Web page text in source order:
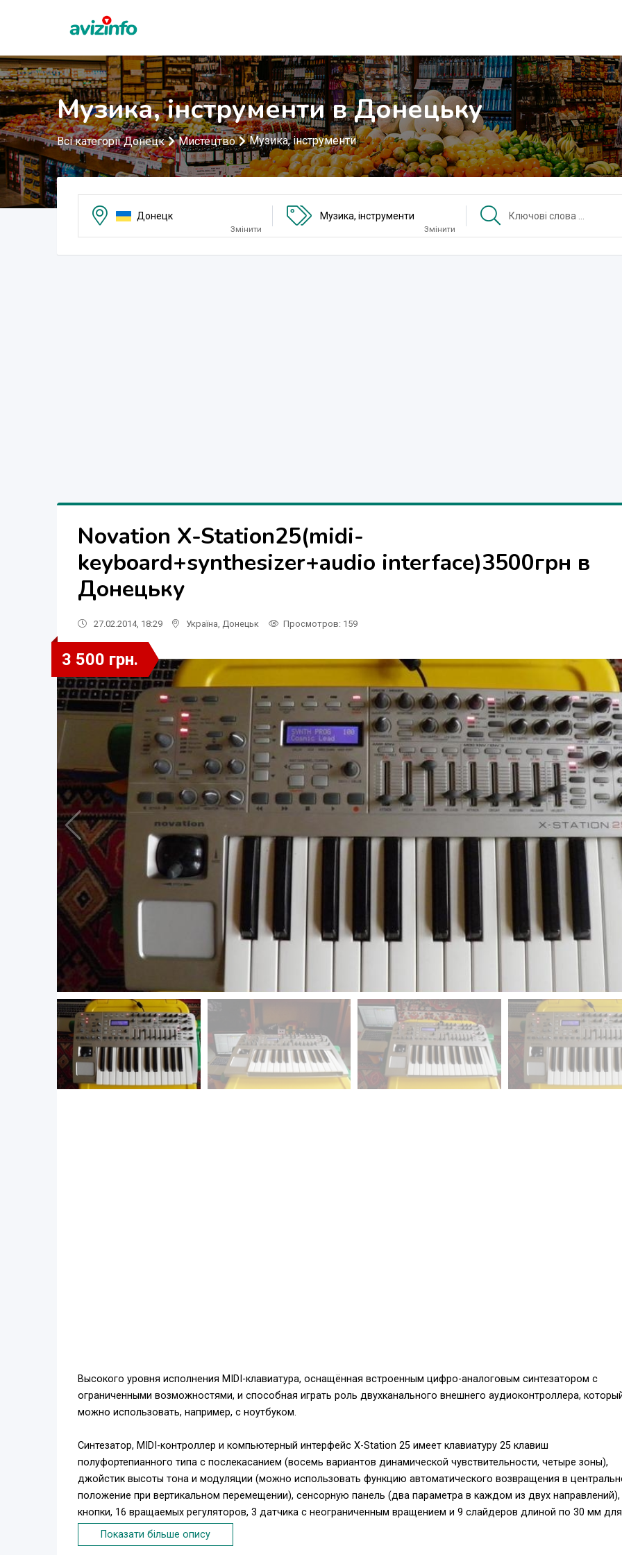
Музика, інструменти в Донецьку
Всі категорії Донецк Мистецтво Музика, інструменти
Донецк
Змінити
Музика, інструменти
Змінити
Novation X-Station25(midi-
keyboard+synthesizer+audio interface)3500грн в
Донецьку
27.02.2014, 18:29 Україна Донецьк Просмотров: 159
3 500 грн.
Высокого уровня исполнения MIDI-клавиатура, оснащённая встроенным цифро-аналоговым синтезатором с
ограниченными возможностями, и способная играть роль двухканального внешнего аудиоконтроллера,
можно использовать, например, с ноутбуком.
Синтезатор, MIDI-контроллер и компьютерный интерфейс X-Station 25 имеет клавиатуру 25 клавиш
полуфортепианного типа с послекасанием (восемь вариантов динамической чувствительности, четыре зоны),
джойстик высоты тона и модуляции (можно использовать функцию автоматического возвращения в
положение при вертикальном перемещении), сенсорную панель (два параметра в каждом из двух направлений),
кнопки, 16 вращаемых регуляторов, 3 датчика с неограниченным вращением и 9 слайдеров длиной по 30 мм для
управления внешними устройствами, специализированные органы управления транспортными функциями, кнопку
"паника", жидкокристаллический дисплей (две строки по 16 символов) с подсветкой.
Показати більше опису